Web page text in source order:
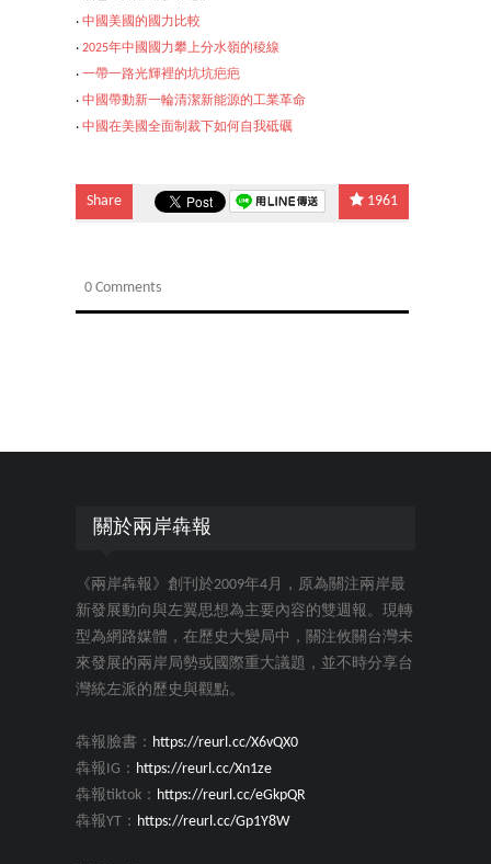
‧ 中國美國的國力比較
‧ 2025年中國國力攀上分水嶺的稜線
‧ 一帶一路光輝裡的坑坑疤疤
‧ 中國帶動新一輪清潔新能源的工業革命
‧ 中國在美國全面制裁下如何自我砥礪
Share 1961
0 Comments
關於兩岸犇報
《兩岸犇報》創刊於2009年4月，原為關注兩岸最
新發展動向與左翼思想為主要內容的雙週報。現轉
型為網路媒體，在歷史大變局中，關注攸關台灣未
來發展的兩岸局勢或國際重大議題，並不時分享台
灣統左派的歷史與觀點。
犇報臉書： https://reurl.cc/X6vQX0
犇報IG： https://reurl.cc/Xn1ze
犇報tiktok： https://reurl.cc/eGkpQR
犇報YT： https://reurl.cc/Gp1Y8W